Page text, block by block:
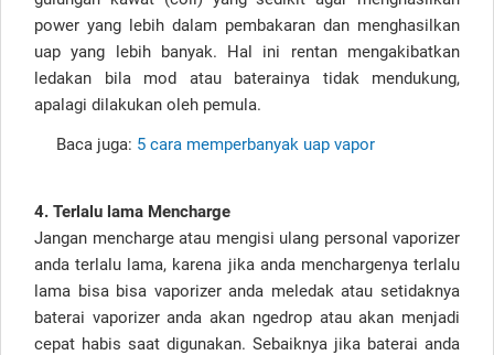
power yang lebih dalam pembakaran dan menghasilkan
uap yang lebih banyak. Hal ini rentan mengakibatkan
ledakan bila mod atau baterainya tidak mendukung,
apalagi dilakukan oleh pemula.
Baca juga: 5 cara memperbanyak uap vapor
4. Terlalu lama Mencharge
Jangan mencharge atau mengisi ulang personal vaporizer
anda terlalu lama, karena jika anda menchargenya terlalu
lama bisa bisa vaporizer anda meledak atau setidaknya
baterai vaporizer anda akan ngedrop atau akan menjadi
cepat habis saat digunakan. Sebaiknya jika baterai anda